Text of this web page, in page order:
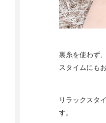
裏糸を使わず
スタイムにも
リラックスタ
す。